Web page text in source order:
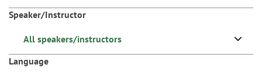
Speaker/Instructor
All speakers/instructors
Language